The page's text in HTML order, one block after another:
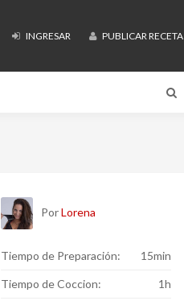
INGRESAR PUBLICAR RECETA
PorLorena
Tiempo de Preparación: 15min
Tiempo de Coccion: 1h